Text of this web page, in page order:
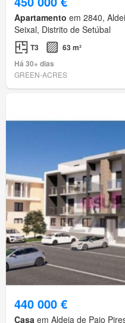
Apartamento em 2840,
Seixal, Distrito de Setúbal
T3
63 m²
Há 30+ dias
GREEN-ACRES
440 000 €
Casa em Aldeia de Paio